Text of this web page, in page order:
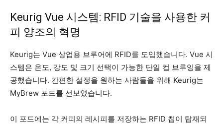
Keurig Vue 시스템: RFID 기술을 사용한 커
피 양조의 혁명
Keurig는 Vue 상업용 브루어에 RFID를 도입했습니다. Vue 시
스템은 온도, 강도 및 크기 선택이 가능한 단일 컵 브루잉을 제
공했습니다. 간편한 설정을 원하는 사람들을 위해 Keurig는
MyBrew 포드를 선보였습니다.
이 포드에는 각 커피의 레시피를 저장하는 RFID 칩이 탑재되